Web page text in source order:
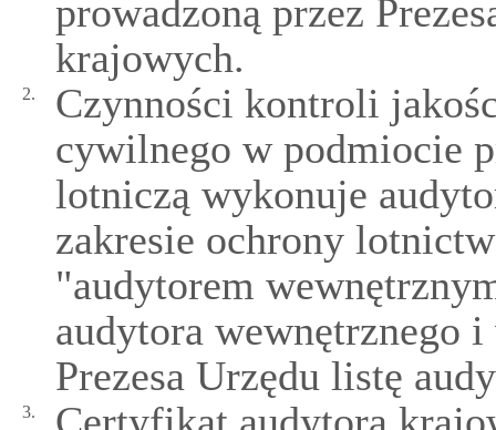
prowadzoną przez
krajowych.
2.
Czynności kontroli
cywilnego w podmiocie
lotniczą wykonuje
zakresie ochrony
"audytorem
audytora wewnętrznego
Prezesa Urzędu listę
3.